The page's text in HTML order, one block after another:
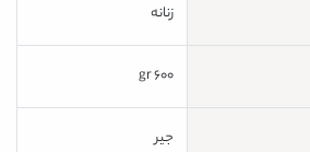
زنانه
600 gr
جیر